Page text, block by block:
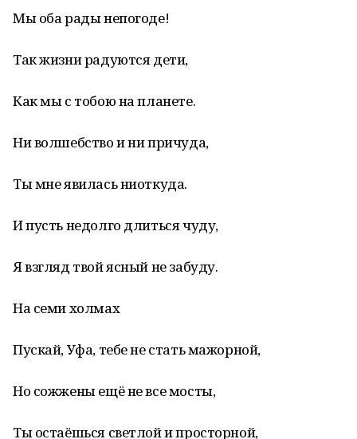
Мы оба рады непогоде!
Так жизни радуются дети,
Как мы с тобою на планете.
Ни волшебство и ни причуда,
Ты мне явилась ниоткуда.
И пусть недолго длиться чуду,
Я взгляд твой ясный не забуду.
На семи холмах
Пускай, Уфа, тебе не стать мажорной,
Но сожжены ещё не все мосты,
Ты остаёшься светлой и просторной,